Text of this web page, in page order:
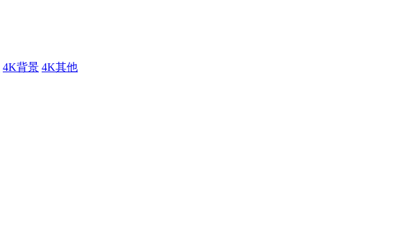
4K背景 4K其他